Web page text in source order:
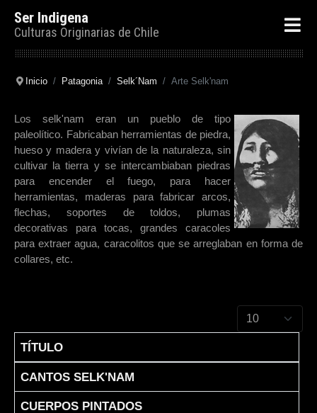
Ser Indigena
Culturas Originarias de Chile
Inicio Patagonia Selk´Nam Arte Selk'nam
Los selk'nam eran un pueblo de tipo
paleolítico. Fabricaban herramientas de piedra,
hueso y madera y vivían de la naturaleza, sin
cultivar la tierra y se intercambiaban piedras
para encender el fuego, para hacer
herramientas, maderas para fabricar arcos,
flechas, soportes de toldos, plumas
decorativas para tocas, grandes caracoles
para extraer agua, caracolitos que se arreglaban en forma de
collares, etc.
Cantidad a
TÍTULO
CANTOS SELK'NAM
CUERPOS PINTADOS